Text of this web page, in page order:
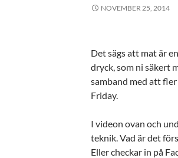
NOVEMBER 25, 2014
Det sägs att mat är
dryck, som ni säkert
samband med att
Friday.
I videon ovan och
teknik. Vad är det
Eller checkar in på